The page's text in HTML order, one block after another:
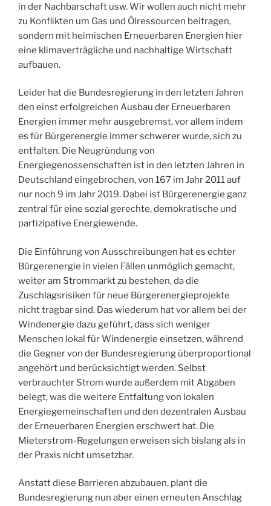
in der Nachbarschaft usw. Wir wollen auch nicht mehr
zu Konflikten um Gas und Ölressourcen beitragen,
sondern mit heimischen Erneuerbaren Energien hier
eine klimaverträgliche und nachhaltige Wirtschaft
aufbauen.
Leider hat die Bundesregierung in den letzten Jahren
den einst erfolgreichen Ausbau der Erneuerbaren
Energien immer mehr ausgebremst, vor allem indem
es für Bürgerenergie immer schwerer wurde, sich zu
entfalten. Die Neugründung von
Energiegenossenschaften ist in den letzten Jahren in
Deutschland eingebrochen, von 167 im Jahr 2011 auf
nur noch 9 im Jahr 2019. Dabei ist Bürgerenergie ganz
zentral für eine sozial gerechte, demokratische und
partizipative Energiewende.
Die Einführung von Ausschreibungen hat es echter
Bürgerenergie in vielen Fällen unmöglich gemacht,
weiter am Strommarkt zu bestehen, da die
Zuschlagsrisiken für neue Bürgerenergieprojekte
nicht tragbar sind. Das wiederum hat vor allem bei der
Windenergie dazu geführt, dass sich weniger
Menschen lokal für Windenergie einsetzen, während
die Gegner von der Bundesregierung überproportional
angehört und berücksichtigt werden. Selbst
verbrauchter Strom wurde außerdem mit Abgaben
belegt, was die weitere Entfaltung von lokalen
Energiegemeinschaften und den dezentralen Ausbau
der Erneuerbaren Energien erschwert hat. Die
Mieterstrom-Regelungen erweisen sich bislang als in
der Praxis nicht umsetzbar.
Anstatt diese Barrieren abzubauen, plant die
Bundesregierung nun aber einen erneuten Anschlag